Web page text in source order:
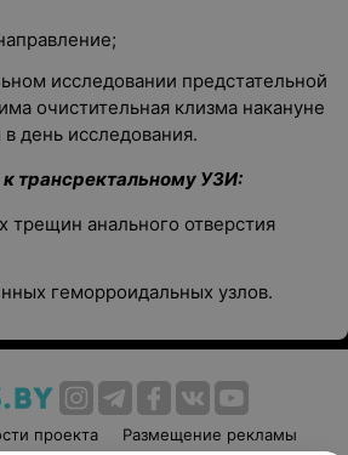
исследовании предстательной
очистительная клизма накануне
день исследования.
трансректальному УЗИ:
трещин анального отверстия
геморроидальных узлов.
проекта Размещение рекламы